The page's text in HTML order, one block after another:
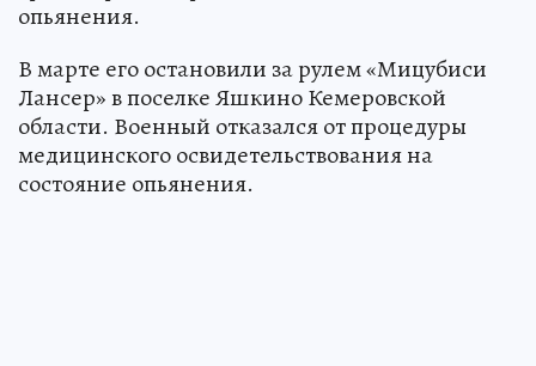
опьянения.
В марте его остановили за рулем «Мицубиси
Лансер» в поселке Яшкино Кемеровской
области. Военный отказался от процедуры
медицинского освидетельствования на
состояние опьянения.